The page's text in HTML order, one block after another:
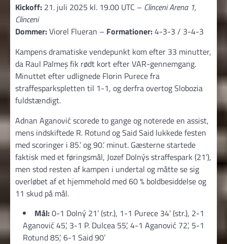
Kickoff: 21. juli 2025 kl. 19.00 UTC – Clinceni Arena 1,
Clinceni
Dommer:Viorel Flueran – Formationer:4-3-3 / 3-4-3
Kampens dramatiske vendepunkt kom efter 33 minutter,
da Raul Palmeș fik rødt kort efter VAR-gennemgang.
Minuttet efter udlignede Florin Purece fra
straffesparkspletten til 1-1, og derfra overtog Slobozia
fuldstændigt.
Adnan Aganović scorede to gange og noterede en assist,
mens indskiftede R. Rotund og Said Said lukkede festen
med scoringer i 85.’ og 90.’ minut. Gæsterne startede
faktisk med et føringsmål, Jozef Dolnýs straffespark (21’),
men stod resten af kampen i undertal og måtte se sig
overløbet af et hjemmehold med 60 % boldbesiddelse og
11 skud på mål.
Mål:0-1 Dolný 21’ (str.), 1-1 Purece 34’ (str.), 2-1
Aganović 45’, 3-1 P. Dulcea 55’, 4-1 Aganović 72’, 5-1
Rotund 85’, 6-1 Said 90’